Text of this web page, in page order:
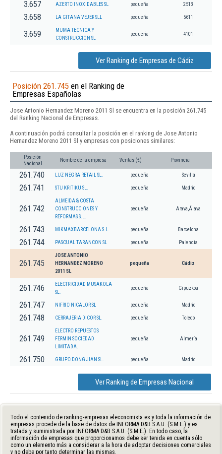
3.657 AZERTO INOXIDABLES SL pequeña 2513
3.658 LA GITANA VEJER SLL pequeña 5611
3.659
MUMA TECNICA Y
CONSTRUCCION SL
pequeña 4101
Ver Ranking de Empresas de Cádiz
Posición 261.745 en el Ranking de
Empresas Españolas
Jose Antonio Hernandez Moreno 2011 Sl se encuentra en la posición 261.745
del Ranking Nacional de Empresas.
A continuación podrá consultar la posición en el ranking de Jose Antonio
Hernandez Moreno 2011 Sl y empresas con posiciones similares:
Posición
Nacional
Nombre de la empresa Ventas (€) Provincia
261.740 LUZ NEGRA RETAIL SL. pequeña Sevilla
261.741 STU KRITIKU SL. pequeña Madrid
261.742
ALMEIDA & COSTA
CONSTRUCCIONES Y
REFORMAS S.L.
pequeña Arava,Álava
261.743 MIKMAXBARCELONA S.L. pequeña Barcelona
261.744 PASCUAL TARANCON SL pequeña Palencia
261.745
JOSE ANTONIO
HERNANDEZ MORENO
2011 SL
pequeña Cádiz
261.746
ELECTRICIDAD MUSAKOLA
SL.
pequeña Gipuzkoa
261.747 NIFRIO NICALOR SL pequeña Madrid
261.748 CERRAJERIA DICOR SL. pequeña Toledo
261.749
ELECTRO REPUESTOS
FERMIN SOCIEDAD
LIMITADA.
pequeña Almería
261.750 GRUPO DONG JIAN SL. pequeña Madrid
Ver Ranking de Empresas Nacional
Todo el contenido de ranking-empresas.eleconomista.es y toda la información de
empresas procede de la base de datos de INFORMA D&B S.A.U. (S.M.E.) y es
tratada y suministrada por INFORMA D&B S.A.U. (S.M.E.). En todo caso, la
información de empresas que proporcionamos debe ser tenida en cuenta sólo
como un elemento más a considerar a la hora de adoptar decisiones comerciales
y no debe por tanto determinar las mismas.